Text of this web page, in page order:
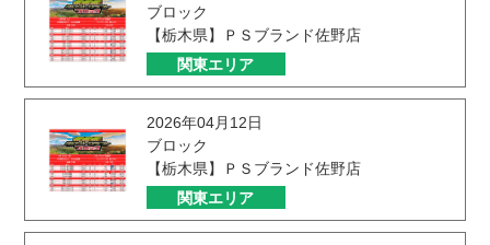
ブロック
【栃木県】ＰＳブランド佐野店
関東エリア
2026年04月12日
ブロック
【栃木県】ＰＳブランド佐野店
関東エリア